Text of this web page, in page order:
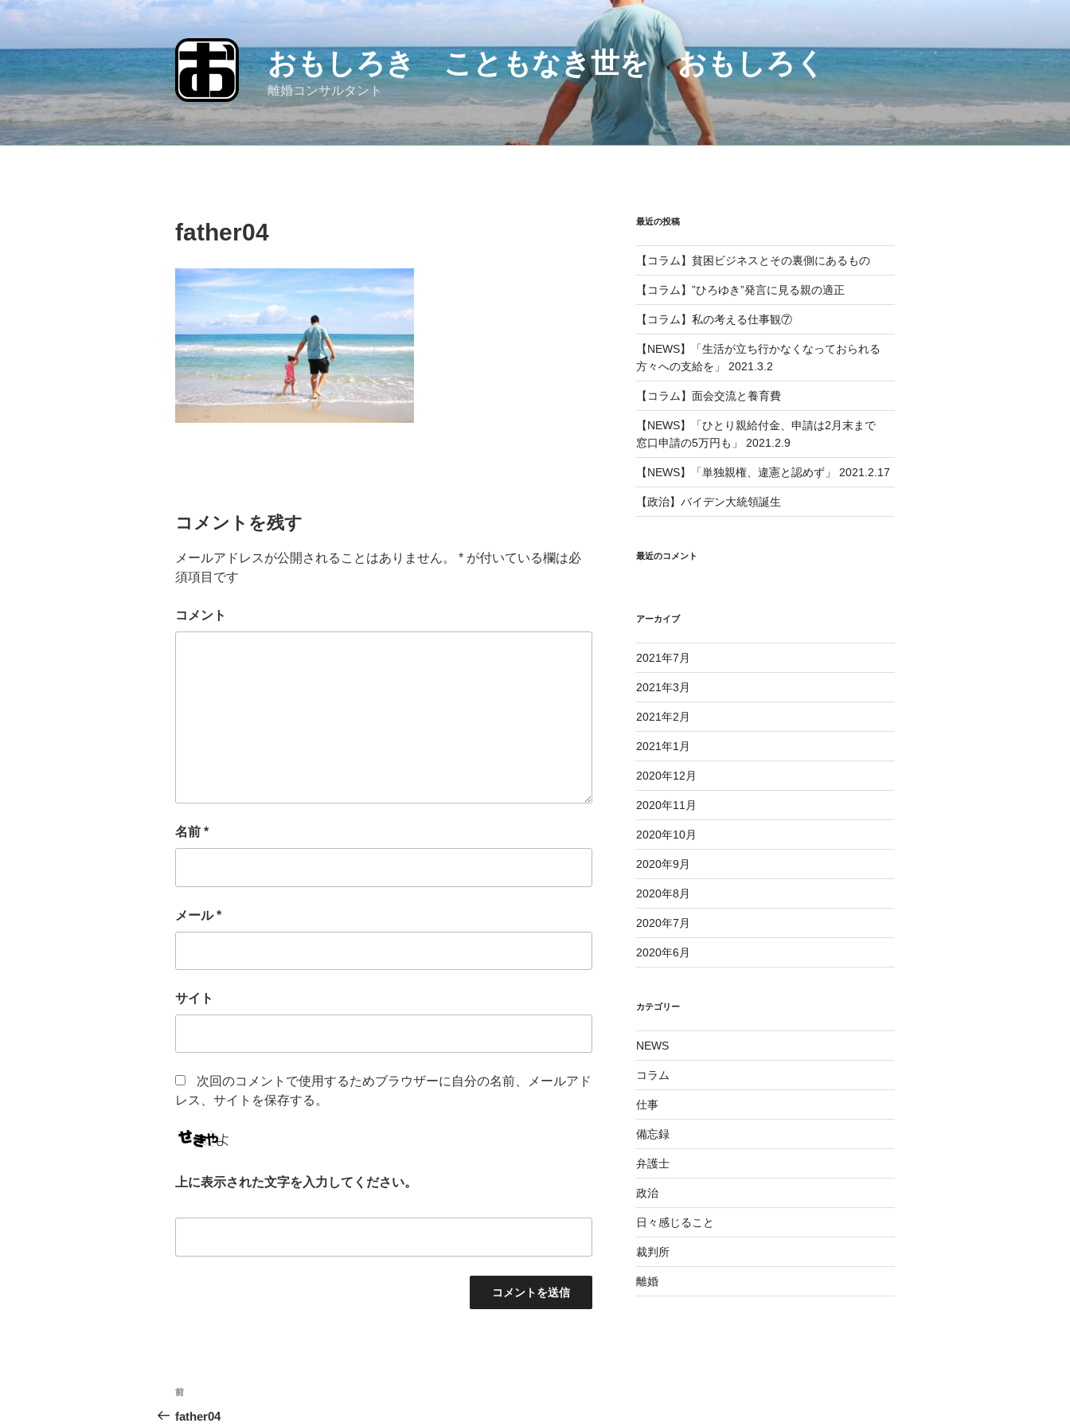
コ
テ
ン
ツ
へ
ス
キ
おもしろき こともなき世を おもしろく
離婚コンサルタント
father04
コメントを残す
メールアドレスが公開されることはありません。 * が付いている欄は必
須項目です
コメント
名前 *
メール*
サイト
次回のコメントで使用するためブラウザーに自分の名前、メールアド
レス、サイトを保存する。
上に表示された文字を入力してください。
投
稿
前
の
前
father04
最近の投稿
【コラム】貧困ビジネスとその裏側にあるもの
【コラム】”ひろゆき”発言に見る親の適正
【コラム】私の考える仕事観⑦
【NEWS】「生活が立ち行かなくなっておられる
方々への支給を」 2021.3.2
【コラム】面会交流と養育費
【NEWS】「ひとり親給付金、申請は2月末まで
窓口申請の5万円も」 2021.2.9
【NEWS】「単独親権、違憲と認めず」 2021.2.17
【政治】バイデン大統領誕生
最近のコメント
アーカイブ
2021年7月
2021年3月
2021年2月
2021年1月
2020年12月
2020年11月
2020年10月
2020年9月
2020年8月
2020年7月
2020年6月
カテゴリー
NEWS
コラム
仕事
備忘録
弁護士
政治
日々感じること
裁判所
離婚